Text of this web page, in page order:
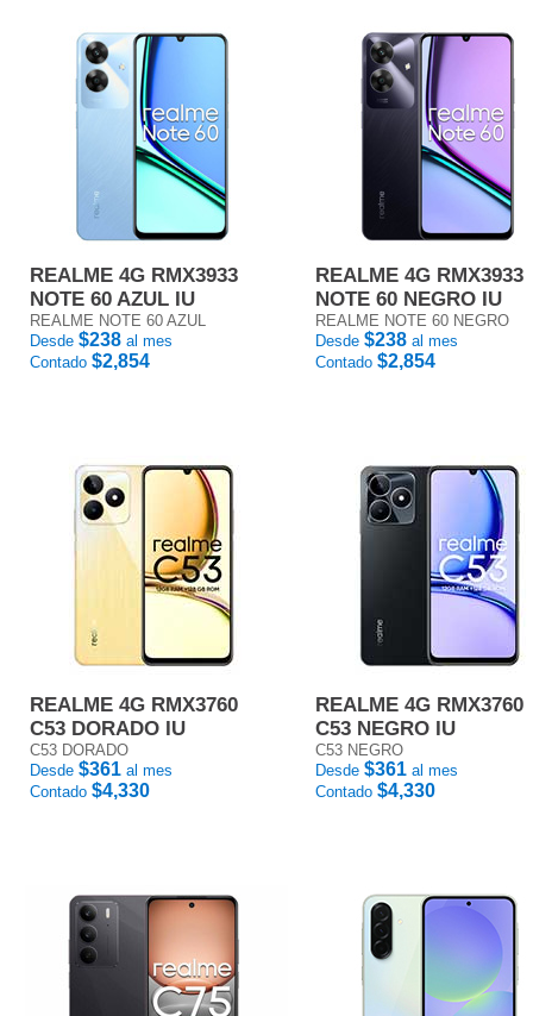
REALME 4G RMX3933
NOTE 60 AZUL IU
REALME NOTE 60 AZUL
Desde $238 al mes
Contado $2,854
REALME 4G RMX3933
NOTE 60 NEGRO IU
REALME NOTE 60 NEGRO
Desde $238 al mes
Contado $2,854
REALME 4G RMX3760
C53 DORADO IU
C53 DORADO
Desde $361 al mes
Contado $4,330
REALME 4G RMX3760
C53 NEGRO IU
C53 NEGRO
Desde $361 al mes
Contado $4,330